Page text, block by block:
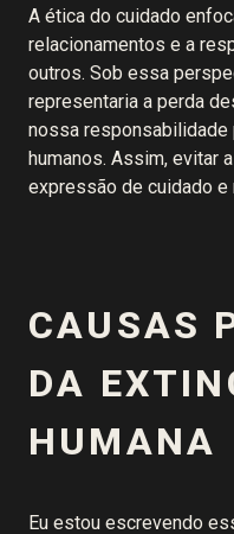
A ética do cuidado
relacionamentos e a
outros. Sob essa
representaria a perda
nossa
humanos. Assim, evitar
expressão de cuidado
CAUSAS
DA
HUMANA
Eu estou escrevendo